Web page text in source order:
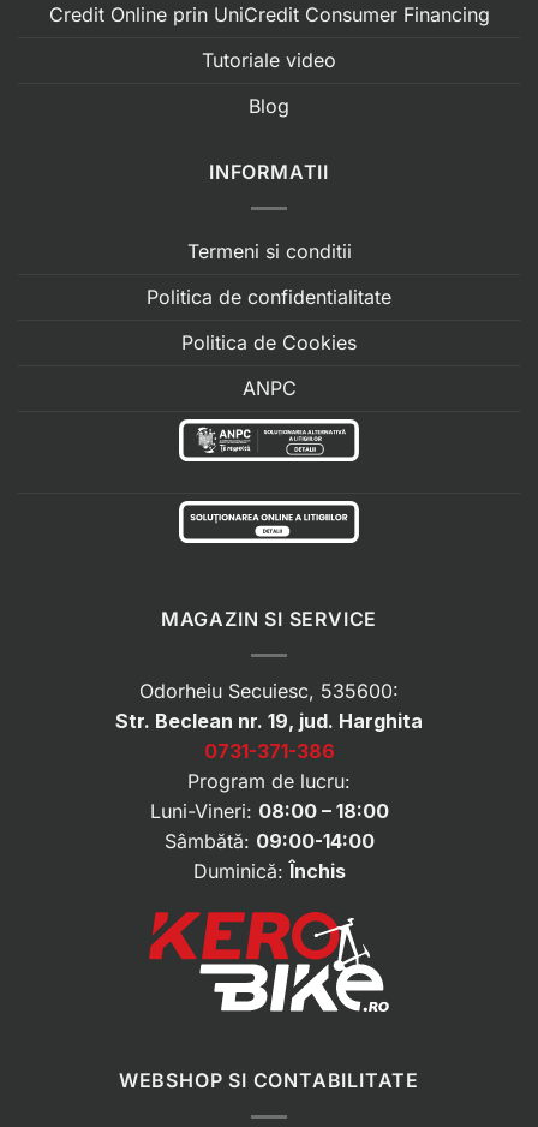
Credit Online prin UniCredit Consumer Financing
Tutoriale video
Blog
INFORMATII
Termeni si conditii
Politica de confidentialitate
Politica de Cookies
ANPC
MAGAZIN SI SERVICE
Odorheiu Secuiesc, 535600:
Str. Beclean nr. 19, jud. Harghita
0731-371-386
Program de lucru:
Luni-Vineri: 08:00 – 18:00
Sâmbătă: 09:00-14:00
Duminică: Închis
WEBSHOP SI CONTABILITATE